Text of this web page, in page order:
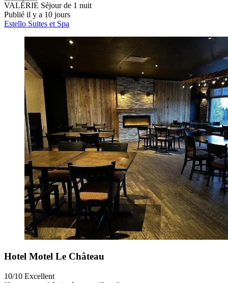
VALÉRIE Séjour de 1 nuit
Publié il y a 10 jours
Estello Suites et Spa
Hotel Motel Le Château
10/10 Excellent